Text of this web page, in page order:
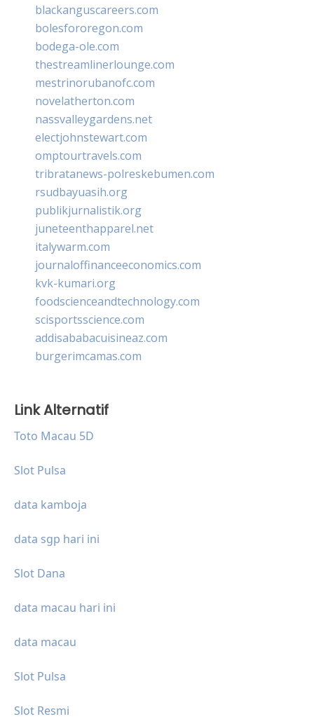
blackanguscareers.com
bolesfororegon.com
bodega-ole.com
thestreamlinerlounge.com
mestrinorubanofc.com
novelatherton.com
nassvalleygardens.net
electjohnstewart.com
omptourtravels.com
tribratanews-polreskebumen.com
rsudbayuasih.org
publikjurnalistik.org
juneteenthapparel.net
italywarm.com
journaloffinanceeconomics.com
kvk-kumari.org
foodscienceandtechnology.com
scisportsscience.com
addisababacuisineaz.com
burgerimcamas.com
Link Alternatif
Toto Macau 5D
Slot Pulsa
data kamboja
data sgp hari ini
Slot Dana
data macau hari ini
data macau
Slot Pulsa
Slot Resmi